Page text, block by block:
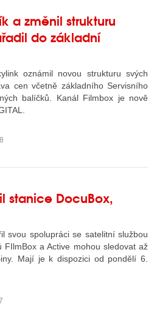
a změnil strukturu
do základní
oznámil novou strukturu svých
cen včetně základního Servisního
balíčků. Kanál Filmbox je nově
stanice DocuBox,
svou spolupráci se satelitní službou
FIlmBox a Active mohou sledovat až
Mají je k dispozici od pondělí 6.